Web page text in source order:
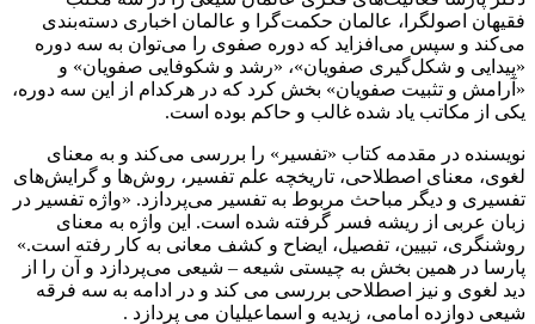
فقیهان اصولگرا، عالمان حکمت‌گرا و عالمان اخباری دسته‌بندی
می‌کند و سپس می‌افزاید که دوره صفوی را می‌توان به سه دوره
«پیدایی و شکل‌گیری صفویان»، «رشد و شکوفایی صفویان» و
«آرامش و تثبیت صفویان» بخش کرد که در هرکدام از این سه دوره،
یکی از مکاتب یاد شده غالب و حاکم بوده است.
نویسنده در مقدمه کتاب «تفسیر» را بررسی می‌کند و به معنای
لغوی، معنای اصطلاحی، تاریخچه علم تفسیر، روش‌ها و گرایش‌های
تفسیری و دیگر مباحث مربوط به تفسیر می‌پردازد. «واژه تفسیر در
زبان عربی از ریشه فسر گرفته شده است. این واژه به معنای
روشنگری، تبیین، تفصیل، ایضاح و کشف معانی به کار رفته است.»
پارسا در همین بخش به چیستی شیعه – شیعی می‌پردازد و آن را از
دید لغوی و نیز اصطلاحی بررسی می کند و در ادامه به سه فرقه
شیعی دوازده امامی، زیدیه و اسماعیلیان می پردازد .